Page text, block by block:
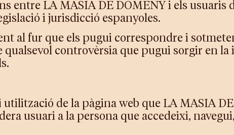
entre LA MASIA DE DOMENY i els usuaris
i jurisdicció espanyoles.
al fur que els pugui correspondre i
controvèrsia que pugui sorgir en la
utilització de la pàgina web que LA MASIA
usuari a la persona que accedeixi,